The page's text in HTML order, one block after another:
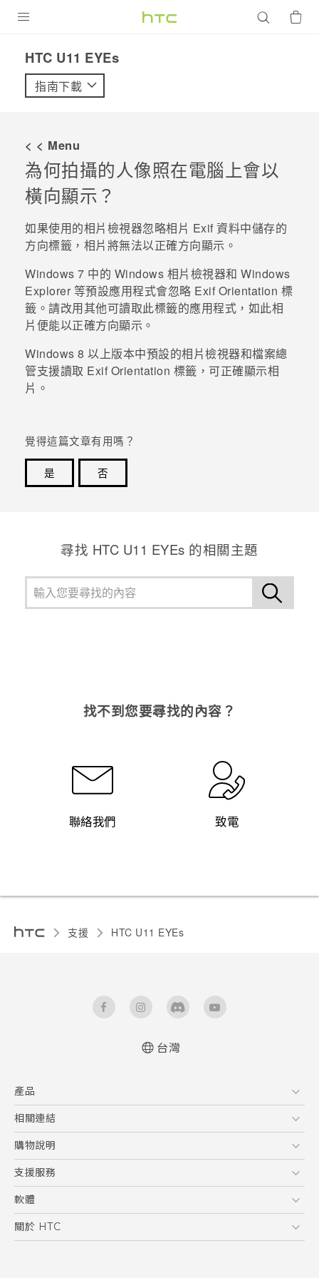
VIVE
配件
VIVERSE
優惠專區
焦點訊息
校園專案
企業採購
銷售門市
銷售通路
支援服務
VIVELAND
登入
HTC U11 EYEs‎
指南下載
< < Menu
為何拍攝的人像照在電腦上會以
橫向顯示？
如果使用的相片檢視器忽略相片 Exif 資料中儲存的
方向標籤，相片將無法以正確方向顯示。
Windows 7 中的 Windows 相片檢視器和 Windows
Explorer 等預設應用程式會忽略 Exif Orientation 標
籤。請改用其他可讀取此標籤的應用程式，如此相
片便能以正確方向顯示。
Windows 8 以上版本中預設的相片檢視器和檔案總
管支援讀取 Exif Orientation 標籤，可正確顯示相
片。
覺得這篇文章有用嗎？
是
否
尋找 HTC U11 EYEs 的相關主題
找不到您要尋找的內容？
聯絡我們 致電
支援 HTC U11 EYEs‎
台灣
產品
5G
智慧型手機
配件
相關連結
HTC Research
購物說明
購物須知
訂單管理
付款方式
支援服務
到府收送維修服務
服務中心資訊
客戶服務佈告欄
軟體
應用程式
關於 HTC